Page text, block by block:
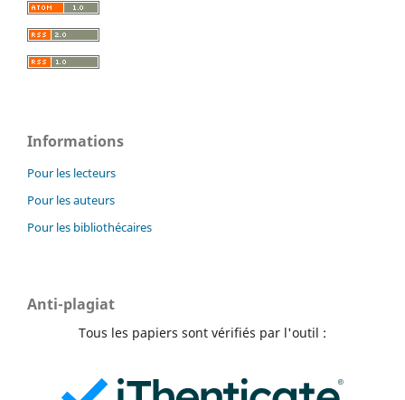
Informations
Pour les lecteurs
Pour les auteurs
Pour les bibliothécaires
Anti-plagiat
Tous les papiers sont vérifiés par l'outil :